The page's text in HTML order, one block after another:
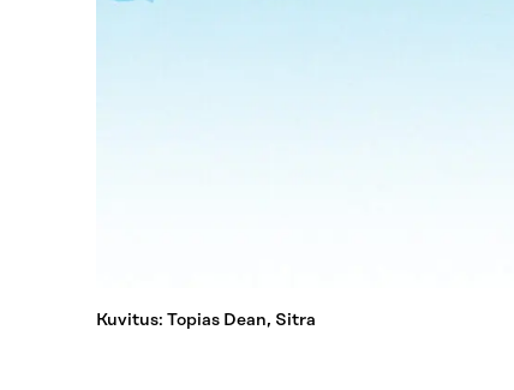
Kuvitus: Topias Dean, Sitra